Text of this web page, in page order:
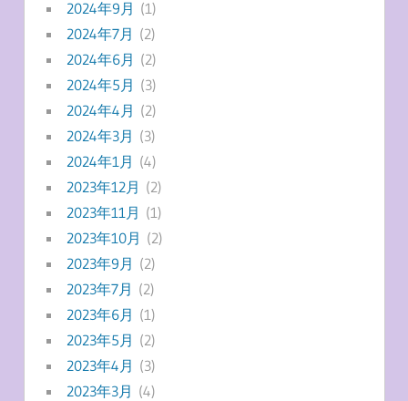
2024年9月 (1)
2024年7月 (2)
2024年6月 (2)
2024年5月 (3)
2024年4月 (2)
2024年3月 (3)
2024年1月 (4)
2023年12月 (2)
2023年11月 (1)
2023年10月 (2)
2023年9月 (2)
2023年7月 (2)
2023年6月 (1)
2023年5月 (2)
2023年4月 (3)
2023年3月 (4)